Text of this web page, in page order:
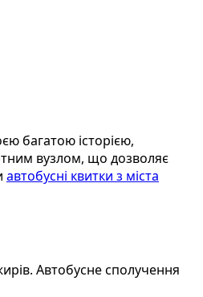
багатою історією,
вузлом, що дозволяє
автобусні квитки з міста
Автобусне сполучення